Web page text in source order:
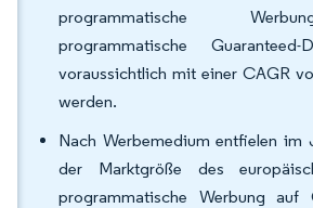
programmatische
programmatische
voraussichtlich mit einer CAGR
werden.
Nach Werbemedium entfielen im
der Marktgröße des
programmatische Werbung